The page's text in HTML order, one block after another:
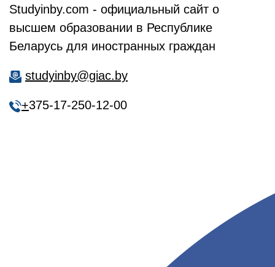
Studyinby.com - официальный сайт о
высшем образовании в Республике
Беларусь для иностранных граждан
studyinby@giac.by
+375-17-250-12-00